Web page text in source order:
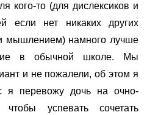
кого-то (для дислексиков и
если нет никаких других
мышлением) намного лучше
в обычной школе. Мы
и не пожалели, об этом я
я перевожу дочь на очно-
чтобы успевать сочетать